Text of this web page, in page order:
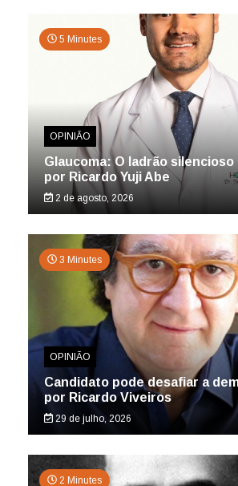
5 Minutes
OPINIÃO
Glaucoma: O ladrão silencioso
por Ricardo Yuji Abe
2 de agosto, 2026
3 Minutes
OPINIÃO
Candidato pode desafiar a
por Ricardo Viveiros
29 de julho, 2026
2 Minutes